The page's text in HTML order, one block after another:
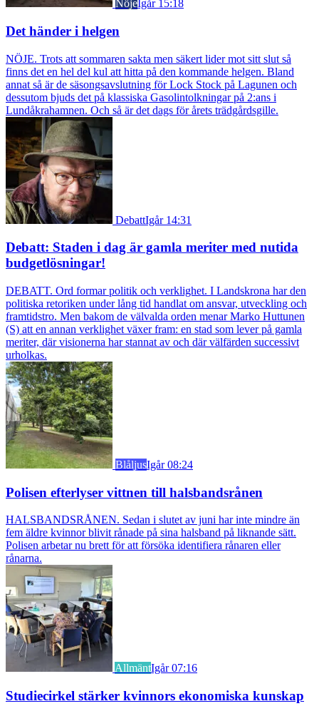
Nöje Igår 15:18
Det händer i helgen
NÖJE. Trots att sommaren sakta men säkert lider mot sitt slut så
finns det en hel del kul att hitta på den kommande helgen. Bland
annat så är de säsongsavslutning för Lock Stock på Lagunen och
dessutom bjuds det på klassiska Gasolintolkningar på 2:ans i
Lundåkrahamnen. Och så är det dags för årets trädgårdsgille.
DebattIgår 14:31
Debatt: Staden i dag är gamla meriter med nutida
budgetlösningar!
DEBATT. Ord formar politik och verklighet. I Landskrona har den
politiska retoriken under lång tid handlat om ansvar, utveckling och
framtidstro. Men bakom de välvalda orden menar Marko Huttunen
(S) att en annan verklighet växer fram: en stad som lever på gamla
meriter, där visionerna har stannat av och där välfärden successivt
urholkas.
BlåljusIgår 08:24
Polisen efterlyser vittnen till halsbandsrånen
HALSBANDSRÅNEN. Sedan i slutet av juni har inte mindre än
fem äldre kvinnor blivit rånade på sina halsband på liknande sätt.
Polisen arbetar nu brett för att försöka identifiera rånaren eller
rånarna.
AllmäntIgår 07:16
Studiecirkel stärker kvinnors ekonomiska kunskap